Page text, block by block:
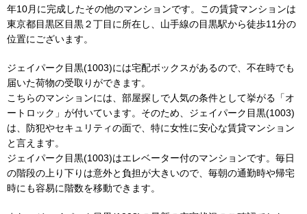
年10月に完成したその他のマンションです。この賃貸マンションは
東京都目黒区目黒２丁目に所在し、山手線の目黒駅から徒歩11分の
位置にございます。
ジェイパーク目黒(1003)には宅配ボックスがあるので、不在時でも
届いた荷物の受取りができます。
こちらのマンションには、部屋探しで人気の条件として挙がる「オ
ートロック」が付いています。そのため、ジェイパーク目黒(1003)
は、防犯やセキュリティの面で、特に女性に安心な賃貸マンション
と言えます。
ジェイパーク目黒(1003)はエレベーター付のマンションです。毎日
の階段の上り下りは意外と負担が大きいので、毎朝の通勤時や帰宅
時にも容易に階数を移動できます。